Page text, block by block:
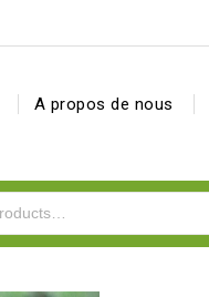
A propos de nous